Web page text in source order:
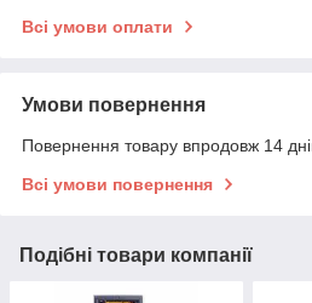
Всі умови оплати
Умови повернення
Повернення товару впродовж 14
Всі умови повернення
Подібні товари компанії